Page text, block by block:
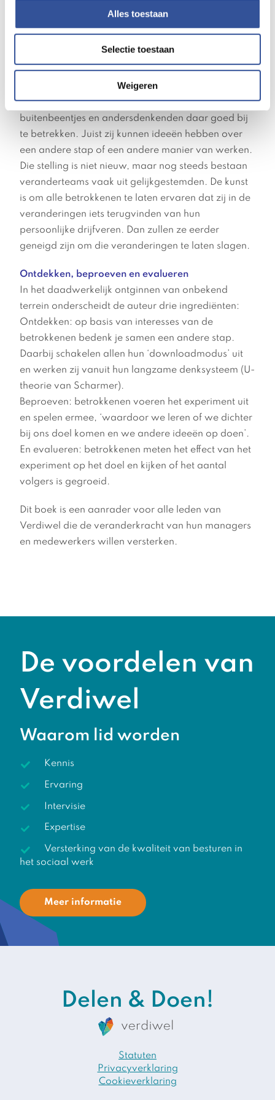
Alles toestaan
Selectie toestaan
Weigeren
Als mensen denken dat ze een doel kunnen
bereiken, worden ze meer gemotiveerd om de weg
naar dat doel mogelijk te maken: ‘waar een weg is,
ontstaat een wil’. Belangrijk is het om de
buitenbeentjes en andersdenkenden daar goed bij
te betrekken. Juist zij kunnen ideeën hebben over
een andere stap of een andere manier van werken.
Die stelling is niet nieuw, maar nog steeds bestaan
veranderteams vaak uit gelijkgestemden. De kunst
is om alle betrokkenen te laten ervaren dat zij in de
veranderingen iets terugvinden van hun
persoonlijke drijfveren. Dan zullen ze eerder
geneigd zijn om die veranderingen te laten slagen.
Ontdekken, beproeven en evalueren
In het daadwerkelijk ontginnen van onbekend
terrein onderscheidt de auteur drie ingrediënten:
Ontdekken: op basis van interesses van de
betrokkenen bedenk je samen een andere stap.
Daarbij schakelen allen hun ‘downloadmodus’ uit
en werken zij vanuit hun langzame denksysteem (U-
theorie van Scharmer).
Beproeven: betrokkenen voeren het experiment uit
en spelen ermee, ‘waardoor we leren of we dichter
bij ons doel komen en we andere ideeën op doen’.
En evalueren: betrokkenen meten het effect van het
experiment op het doel en kijken of het aantal
volgers is gegroeid.
Dit boek is een aanrader voor alle leden van
Verdiwel die de veranderkracht van hun managers
en medewerkers willen versterken.
De voordelen van
Verdiwel
Waarom lid worden
Kennis
Ervaring
Intervisie
Expertise
Versterking van de kwaliteit van besturen in
het sociaal werk
Meer informatie
Delen & Doen!
Statuten
Privacyverklaring
Cookieverklaring